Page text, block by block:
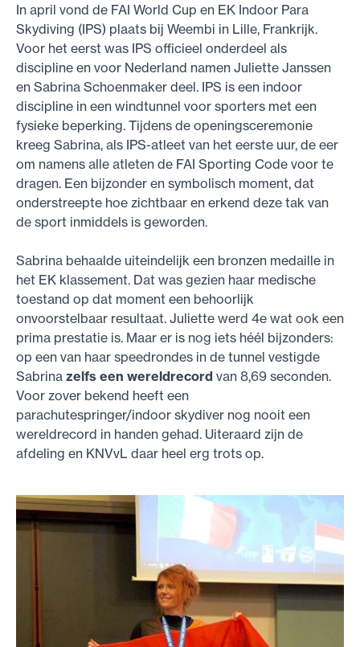
In april vond de FAI World Cup en EK Indoor Para
Skydiving (IPS) plaats bij Weembi in Lille, Frankrijk.
Voor het eerst was IPS officieel onderdeel als
discipline en voor Nederland namen Juliette Janssen
en Sabrina Schoenmaker deel. IPS is een indoor
discipline in een windtunnel voor sporters met een
fysieke beperking. Tijdens de openingsceremonie
kreeg Sabrina, als IPS-atleet van het eerste uur, de eer
om namens alle atleten de FAI Sporting Code voor te
dragen. Een bijzonder en symbolisch moment, dat
onderstreepte hoe zichtbaar en erkend deze tak van
de sport inmiddels is geworden.
Sabrina behaalde uiteindelijk een bronzen medaille in
het EK klassement. Dat was gezien haar medische
toestand op dat moment een behoorlijk
onvoorstelbaar resultaat. Juliette werd 4e wat ook een
prima prestatie is. Maar er is nog iets héél bijzonders:
op een van haar speedrondes in de tunnel vestigde
Sabrina zelfs een wereldrecord van 8,69 seconden.
Voor zover bekend heeft een
parachutespringer/indoor skydiver nog nooit een
wereldrecord in handen gehad. Uiteraard zijn de
afdeling en KNVvL daar heel erg trots op.